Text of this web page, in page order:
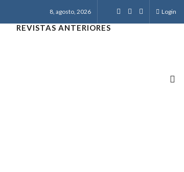
8, agosto, 2026 Login
REVISTAS ANTERIORES